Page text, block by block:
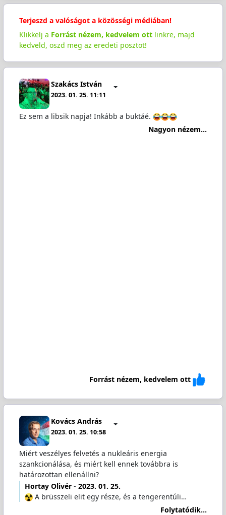
Terjeszd a valóságot a közösségi médiában!
Klikkelj a Forrást nézem, kedvelem ottlinkre, majd
kedveld, oszd meg az eredeti posztot!
Szakács István
2023. 01. 25. 11:11
Ez sem a libsik napja! Inkább a buktáé.
Nagyon nézem...
Forrást nézem, kedvelem ott
Kovács András
2023. 01. 25. 10:58
Miért veszélyes felvetés a nukleáris energia
szankcionálása, és miért kell ennek továbbra is
határozottan ellenállni?
Hortay Olivér- 2023. 01. 25.
️ A brüsszeli elit egy része, és a tengerentúli…
Folytatódik...